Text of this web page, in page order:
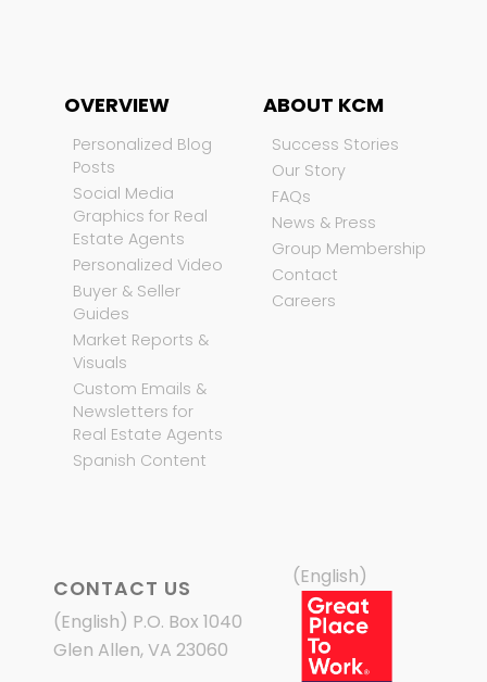
OVERVIEW
Personalized Blog
Posts
Social Media
Graphics for Real
Estate Agents
Personalized Video
Buyer & Seller
Guides
Market Reports &
Visuals
Custom Emails &
Newsletters for
Real Estate Agents
Spanish Content
ABOUT KCM
Success Stories
Our Story
FAQs
News & Press
Group Membership
Contact
Careers
CONTACT US
(English) P.O. Box 1040
Glen Allen, VA 23060
(English)